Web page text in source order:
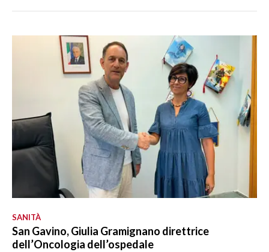
SANITÀ
San Gavino, Giulia Gramignano direttrice
dell’Oncologia dell’ospedale